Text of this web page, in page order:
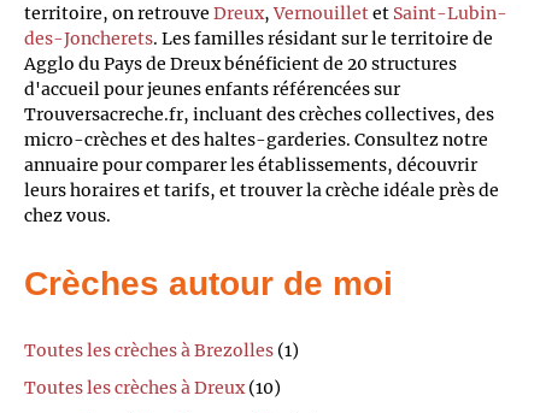
territoire, on retrouve Dreux,Vernouilletet Saint-Lubin-
des-Joncherets. Les familles résidant sur le territoire de
Agglo du Pays de Dreux bénéficient de 20 structures
d'accueil pour jeunes enfants référencées sur
Trouversacreche.fr, incluant des crèches collectives, des
micro-crèches et des haltes-garderies. Consultez notre
annuaire pour comparer les établissements, découvrir
leurs horaires et tarifs, et trouver la crèche idéale près de
chez vous.
Crèches autour de moi
Toutes les crèches à Brezolles (1)
Toutes les crèches à Dreux(10)